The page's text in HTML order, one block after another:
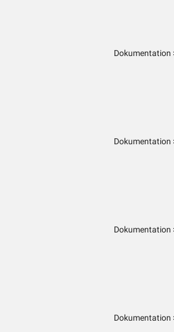
Dokumentation
Dokumentation
Dokumentation
Dokumentation